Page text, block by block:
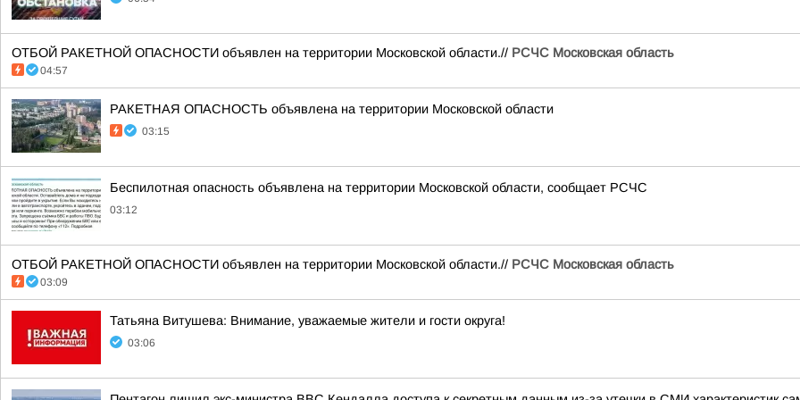
ОТБОЙ РАКЕТНОЙ ОПАСНОСТИ объявлен на территории Московской области.// РСЧС Московская область
04:57
РАКЕТНАЯ ОПАСНОСТЬ объявлена на территории Московской области
03:15
Беспилотная опасность объявлена на территории Московской области, сообщает РСЧС
03:12
ОТБОЙ РАКЕТНОЙ ОПАСНОСТИ объявлен на территории Московской области.// РСЧС Московская область
03:09
Татьяна Витушева: Внимание, уважаемые жители и гости округа!
03:06